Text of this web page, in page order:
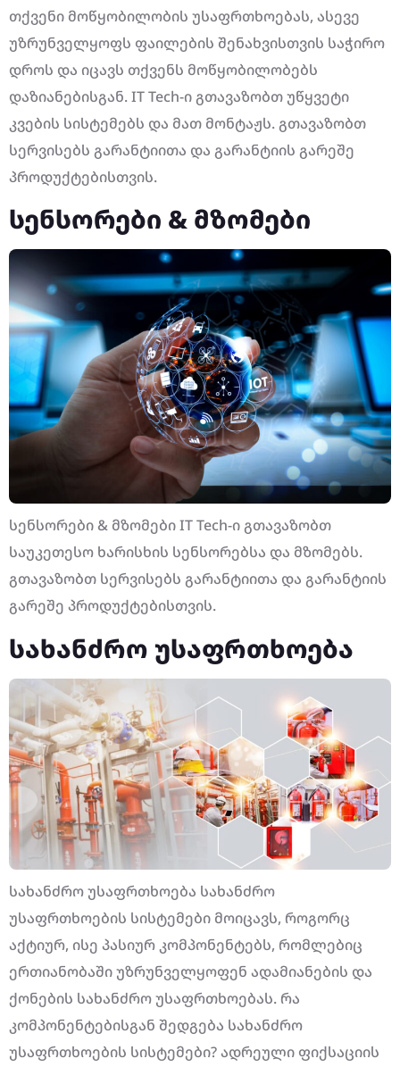
თქვენი მოწყობილობის უსაფრთხოებას, ასევე
უზრუნველყოფს ფაილების შენახვისთვის საჭირო
დროს და იცავს თქვენს მოწყობილობებს
დაზიანებისგან. IT Tech-ი გთავაზობთ უწყვეტი
კვების სისტემებს და მათ მონტაჟს. გთავაზობთ
სერვისებს გარანტიითა და გარანტიის გარეშე
პროდუქტებისთვის.
სენსორები & მზომები
სენსორები & მზომები IT Tech-ი გთავაზობთ
საუკეთესო ხარისხის სენსორებსა და მზომებს.
გთავაზობთ სერვისებს გარანტიითა და გარანტიის
გარეშე პროდუქტებისთვის.
სახანძრო უსაფრთხოება
სახანძრო უსაფრთხოება სახანძრო
უსაფრთხოების სისტემები მოიცავს, როგორც
აქტიურ, ისე პასიურ კომპონენტებს, რომლებიც
ერთიანობაში უზრუნველყოფენ ადამიანების და
ქონების სახანძრო უსაფრთხოებას. რა
კომპონენტებისგან შედგება სახანძრო
უსაფრთხოების სისტემები? ადრეული ფიქსაციის